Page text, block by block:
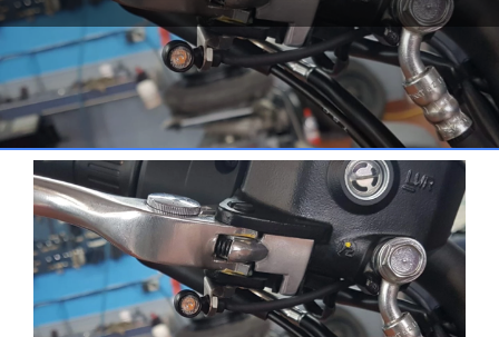
Previous Next